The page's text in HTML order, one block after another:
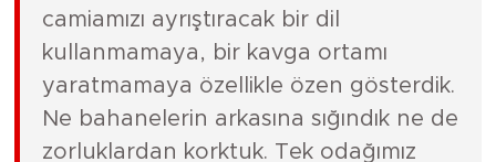
camiamızı ayrıştıracak bir dil
kullanmamaya, bir kavga ortamı
yaratmamaya özellikle özen gösterdik.
Ne bahanelerin arkasına sığındık ne de
zorluklardan korktuk. Tek odağımız